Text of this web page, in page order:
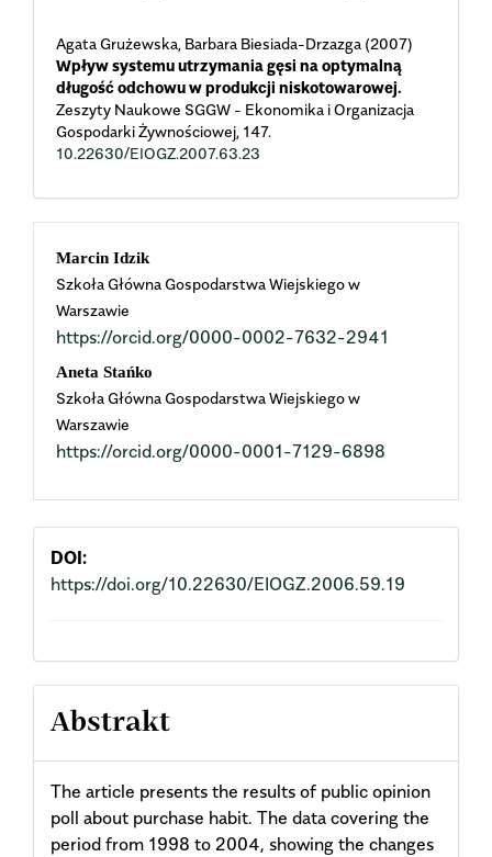
Agata Grużewska, Barbara Biesiada-Drzazga (2007)
Wpływ systemu utrzymania gęsi na optymalną
długość odchowu w produkcji niskotowarowej.
Zeszyty Naukowe SGGW - Ekonomika i Organizacja
Gospodarki Żywnościowej, 147.
10.22630/EIOGZ.2007.63.23
Main
Article
Content
Marcin Idzik
Szkoła Główna Gospodarstwa Wiejskiego w
Warszawie
https://orcid.org/0000-0002-7632-2941
Aneta Stańko
Szkoła Główna Gospodarstwa Wiejskiego w
Warszawie
https://orcid.org/0000-0001-7129-6898
DOI:
https://doi.org/10.22630/EIOGZ.2006.59.19
Abstrakt
The article presents the results of public opinion
poll about purchase habit. The data covering the
period from 1998 to 2004, showing the changes